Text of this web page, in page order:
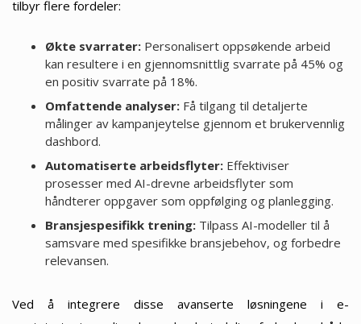
tilbyr flere fordeler:
Økte svarrater:Personalisert oppsøkende arbeid
kan resultere i en gjennomsnittlig svarrate på 45% og
en positiv svarrate på 18%.
Omfattende analyser:Få tilgang til detaljerte
målinger av kampanjeytelse gjennom et brukervennlig
dashbord.
Automatiserte arbeidsflyter:Effektiviser
prosesser med AI-drevne arbeidsflyter som
håndterer oppgaver som oppfølging og planlegging.
Bransjespesifikk trening:Tilpass AI-modeller til å
samsvare med spesifikke bransjebehov, og forbedre
relevansen.
Ved å integrere disse avanserte løsningene i e-